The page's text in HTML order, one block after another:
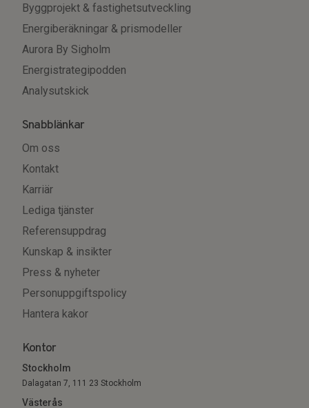
Byggprojekt & fastighetsutveckling
Energiberäkningar & prismodeller
Aurora By Sigholm
Energistrategipodden
Analysutskick
Snabblänkar
Om oss
Kontakt
Karriär
Lediga tjänster
Referensuppdrag
Kunskap & insikter
Press & nyheter
Personuppgiftspolicy
Hantera kakor
Kontor
Stockholm
Dalagatan 7, 111 23 Stockholm
Västerås